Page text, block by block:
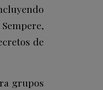
de
grupos